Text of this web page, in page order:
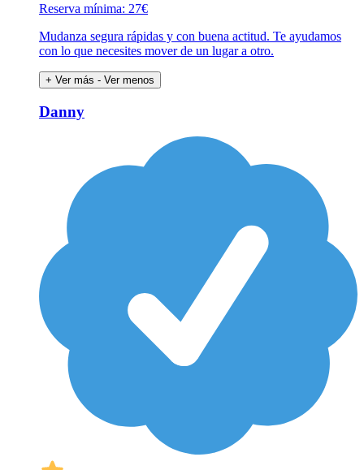
Reserva mínima: 27€
Mudanza segura rápidas y con buena actitud. Te ayudamos
con lo que necesites mover de un lugar a otro.
+ Ver más - Ver menos
Danny